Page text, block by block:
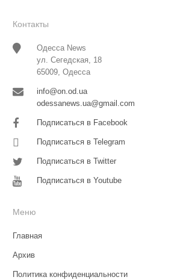
Контакты
Одесса News
ул. Сегедская, 18
65009, Одесса
info@on.od.ua
odessanews.ua@gmail.com
Подписаться в Facebook
Подписаться в Telegram
Подписаться в Twitter
Подписаться в Youtube
Меню
Главная
Архив
Политика конфиденциальности